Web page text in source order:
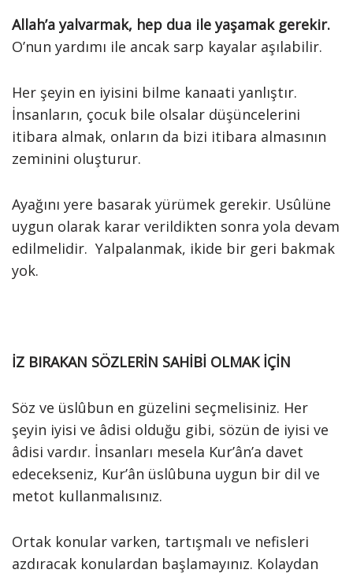
Allah’a yalvarmak, hep dua ile yaşamak gerekir.
O’nun yardımı ile ancak sarp kayalar aşılabilir.
Her şeyin en iyisini bilme kanaati yanlıştır.
İnsanların, çocuk bile olsalar düşüncelerini
itibara almak, onların da bizi itibara almasının
zeminini oluşturur.
Ayağını yere basarak yürümek gerekir. Usûlüne
uygun olarak karar verildikten sonra yola devam
edilmelidir. Yalpalanmak, ikide bir geri bakmak
yok.
İZ BIRAKAN SÖZLERİN SAHİBİ OLMAK İÇİN
Söz ve üslûbun en güzelini seçmelisiniz. Her
şeyin iyisi ve âdisi olduğu gibi, sözün de iyisi ve
âdisi vardır. İnsanları mesela Kur’ân’a davet
edecekseniz, Kur’ân üslûbuna uygun bir dil ve
metot kullanmalısınız.
Ortak konular varken, tartışmalı ve nefisleri
azdıracak konulardan başlamayınız. Kolaydan